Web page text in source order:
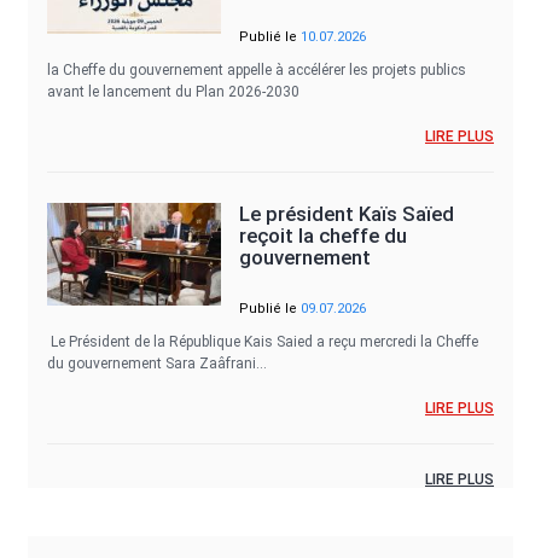
Publié le 10.07.2026
la Cheffe du gouvernement appelle à accélérer les projets publics
avant le lancement du Plan 2026-2030
LIRE PLUS
Le président Kaïs Saïed
reçoit la cheffe du
gouvernement
Publié le 09.07.2026
Le Président de la République Kais Saied a reçu mercredi la Cheffe
du gouvernement Sara Zaâfrani…
LIRE PLUS
LIRE PLUS